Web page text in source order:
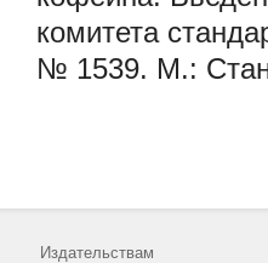
комитета
№ 1539. М.:
Издательствам